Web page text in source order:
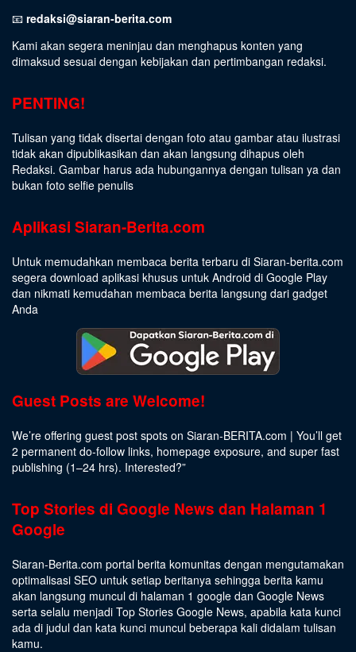
📧 redaksi@siaran-berita.com
Kami akan segera meninjau dan menghapus konten yang
dimaksud sesuai dengan kebijakan dan pertimbangan redaksi.
PENTING!
Tulisan yang tidak disertai dengan foto atau gambar atau ilustrasi
tidak akan dipublikasikan dan akan langsung dihapus oleh
Redaksi. Gambar harus ada hubungannya dengan tulisan ya dan
bukan foto selfie penulis
Aplikasi Siaran-Berita.com
Untuk memudahkan membaca berita terbaru di Siaran-berita.com
segera download aplikasi khusus untuk Android di Google Play
dan nikmati kemudahan membaca berita langsung dari gadget
Anda
Guest Posts are Welcome!
We’re offering guest post spots on Siaran-BERITA.com | You’ll get
2 permanent do-follow links, homepage exposure, and super fast
publishing (1–24 hrs). Interested?”
Top Stories di Google News dan Halaman 1
Google
Siaran-Berita.com portal berita komunitas dengan mengutamakan
optimalisasi SEO untuk setiap beritanya sehingga berita kamu
akan langsung muncul di halaman 1 google dan Google News
serta selalu menjadi Top Stories Google News, apabila kata kunci
ada di judul dan kata kunci muncul beberapa kali didalam tulisan
kamu.